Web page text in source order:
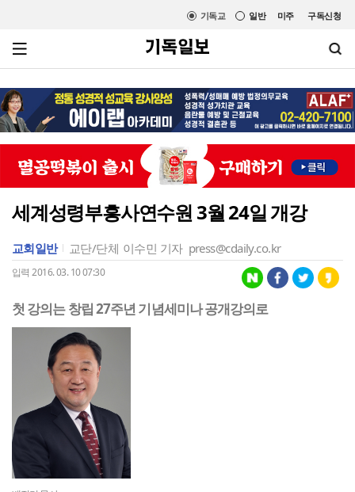
미주 구독신청
일반
기독교
세계성령부흥사연수원 3월 24일 개강
교회일반 교단/단체 이수민 기자 press@cdaily.co.kr
입력 2016. 03. 10 07:30
첫 강의는 창립 27주년 기념세미나 공개강의로